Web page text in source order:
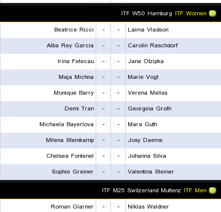
ITF Women
ITF W50 Hamburg
Laima Vladson
-
-
Beatrice Ricci
Carolin Raschdorf
-
-
Alba Rey Garcia
Jana Otzipka
-
-
Irina Fetecau
Marie Vogt
-
-
Maja Michna
Verena Meliss
-
-
Monique Barry
Georgina Groth
-
-
Demi Tran
Mara Guth
-
-
Michaela Bayerlova
Josy Daems
-
-
Milena Steinkamp
Johanna Silva
-
-
Chelsea Fontenel
Valentina Steiner
-
-
Sophie Greiner
ITF Men
ITF M25 Switzerland Muttenz
Niklas Waldner
-
-
Roman Glarner